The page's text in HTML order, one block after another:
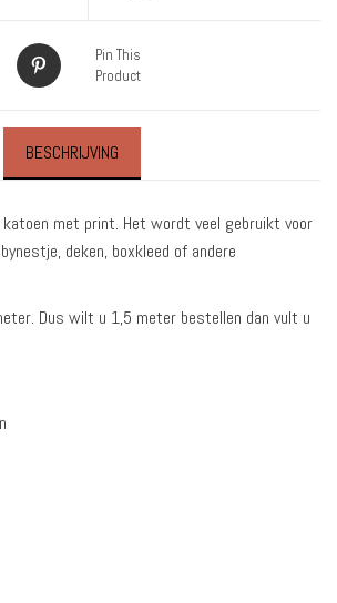
Pin This
Product
BESCHRIJVING
katoen met print. Het wordt veel gebruikt voor
deken, boxkleed of andere
Dus wilt u 1,5 meter bestellen dan vult u